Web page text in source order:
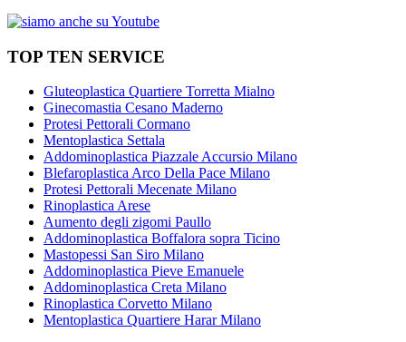
TOP TEN SERVICE
Gluteoplastica Quartiere Torretta Mialno
Ginecomastia Cesano Maderno
Protesi Pettorali Cormano
Mentoplastica Settala
Addominoplastica Piazzale Accursio Milano
Blefaroplastica Arco Della Pace Milano
Protesi Pettorali Mecenate Milano
Rinoplastica Arese
Aumento degli zigomi Paullo
Addominoplastica Boffalora sopra Ticino
Mastopessi San Siro Milano
Addominoplastica Pieve Emanuele
Addominoplastica Creta Milano
Rinoplastica Corvetto Milano
Mentoplastica Quartiere Harar Milano